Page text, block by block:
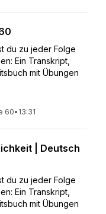
du zu jeder Folge
Ein Transkript,
mit Übungen
60• 13:31
| Deutsch
du zu jeder Folge
Ein Transkript,
mit Übungen